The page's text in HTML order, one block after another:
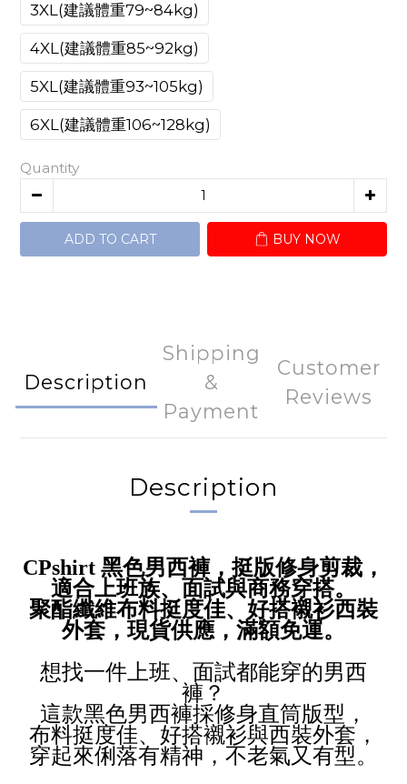
3XL(建議體重79~84kg)
4XL(建議體重85~92kg)
5XL(建議體重93~105kg)
6XL(建議體重106~128kg)
Quantity
ADD TO CART BUY NOW
Description
Shipping
&
Payment
Customer
Reviews
Description
CPshirt 黑色男西褲，挺版修身剪裁，
適合上班族、面試與商務穿搭。
聚酯纖維布料挺度佳、好搭襯衫西裝
外套，現貨供應，滿額免運。
想找一件上班、面試都能穿的男西
褲？
這款黑色男西褲採修身直筒版型，
布料挺度佳、好搭襯衫與西裝外套，
穿起來俐落有精神，不老氣又有型。